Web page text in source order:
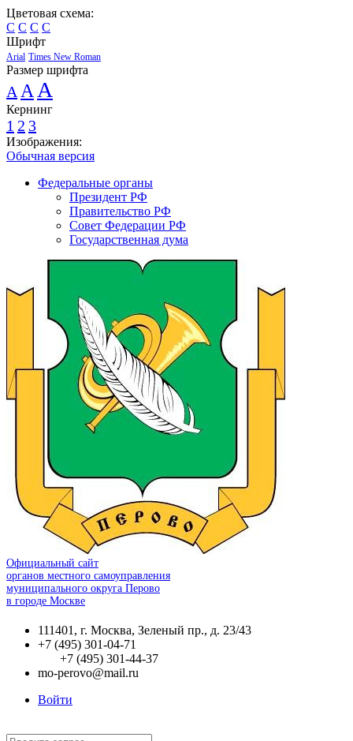
Цветовая схема:
C C C C
Шрифт
Arial Times New Roman
Размер шрифта
A A A
Кернинг
1 2 3
Изображения:
Обычная версия
Федеральные органы
Президент РФ
Правительство РФ
Совет Федерации РФ
Государственная дума
Официальный сайт
органов местного самоуправления
муниципального округа Перово
в городе Москве
111401, г. Москва, Зеленый пр., д. 23/43
+7 (495) 301-04-71
+7 (495) 301-44-37
mo-perovo@mail.ru
Войти